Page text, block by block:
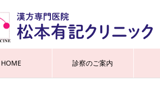
HOME 診察のご案内